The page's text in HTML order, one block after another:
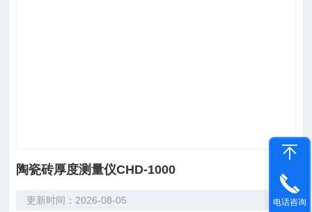
陶瓷砖厚度测量仪CHD-1000
更新时间：2026-08-05 电话咨询